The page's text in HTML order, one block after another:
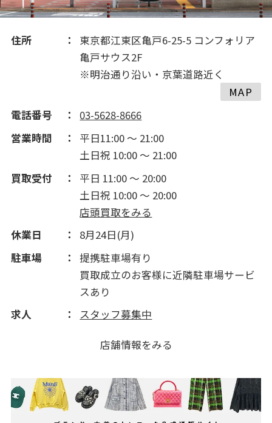
住所
東京都江東区亀戸6-25-5 コンフォリア
亀戸サウス2F
※明治通り沿い・京葉道路近く
MAP
電話番号
03-5628-8666
営業時間
平日11:00 ～ 21:00
土日祝 10:00 ～ 21:00
買取受付
平日 11:00 ～ 20:00
土日祝 10:00 ～ 20:00
店頭買取をみる
休業日
8月24日(月)
駐車場
提携駐車場有り
買取成立のお客様に近隣駐車場サービ
スあり
求人
スタッフ募集中
店舗情報をみる